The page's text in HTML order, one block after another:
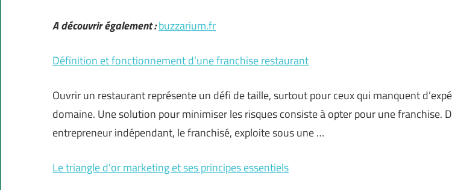
A découvrir également :buzzarium.fr
Définition et fonctionnement d’une franchise restaurant
Ouvrir un restaurant représente un défi de taille, surtout pour ceux qui manquent
domaine. Une solution pour minimiser les risques consiste à opter pour une franchise.
entrepreneur indépendant, le franchisé, exploite sous une …
Le triangle d’or marketing et ses principes essentiels